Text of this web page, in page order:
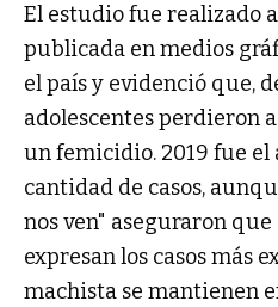
El estudio fue realizado
publicada en medios
el país y evidenció que,
adolescentes perdieron
un femicidio. 2019 fue el
cantidad de casos,
nos ven" aseguraron
expresan los casos más
machista se mantienen